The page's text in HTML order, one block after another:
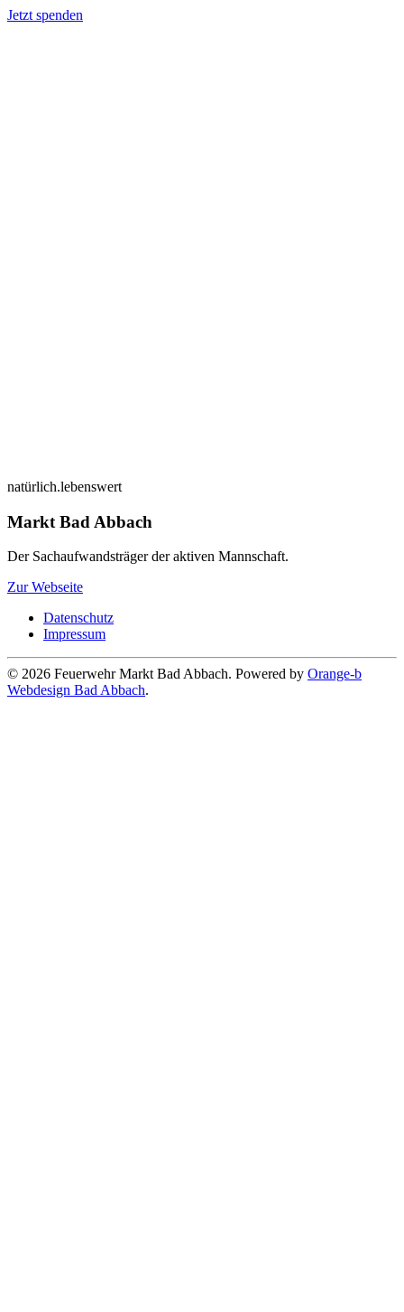
Jetzt spenden
natürlich.lebenswert
Markt Bad Abbach
Der Sachaufwandsträger der aktiven Mannschaft.
Zur Webseite
Datenschutz
Impressum
© 2026 Feuerwehr Markt Bad Abbach. Powered by Orange-b
Webdesign Bad Abbach.